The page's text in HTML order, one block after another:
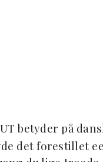
betyder på
det forestillet